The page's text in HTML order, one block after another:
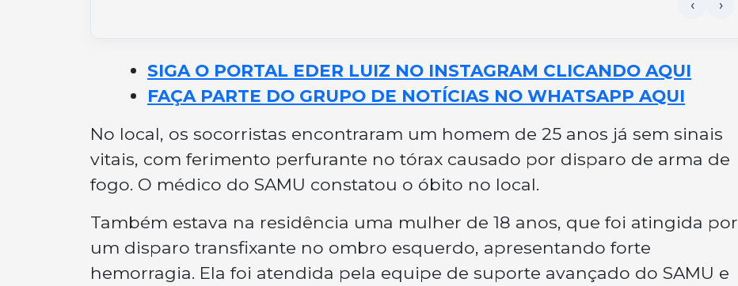
SIGA O PORTAL EDER LUIZ NO INSTAGRAM CLICANDO AQUI
FAÇA PARTE DO GRUPO DE NOTÍCIAS NO WHATSAPP AQUI
No local, os socorristas encontraram um homem de 25 anos já sem sinais
vitais, com ferimento perfurante no tórax causado por disparo de arma de
fogo. O médico do SAMU constatou o óbito no local.
Também estava na residência uma mulher de 18 anos, que foi atingida por
um disparo transfixante no ombro esquerdo, apresentando forte
hemorragia. Ela foi atendida pela equipe de suporte avançado do SAMU e